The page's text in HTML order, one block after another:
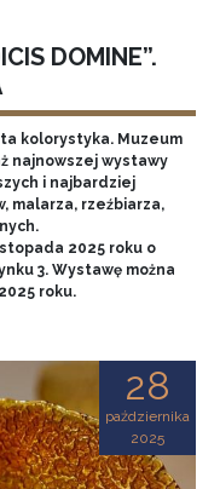
DOMINE”.
kolorystyka. Muzeum
najnowszej wystawy
i najbardziej
malarza, rzeźbiarza,
2025 roku o
3. Wystawę można
roku.
28
października
2025